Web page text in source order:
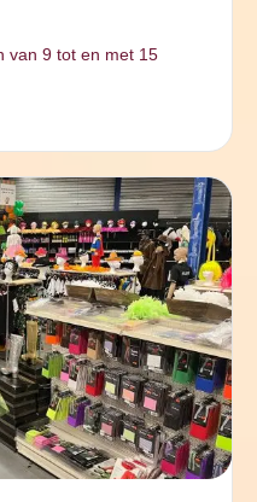
van 9 tot en met 15